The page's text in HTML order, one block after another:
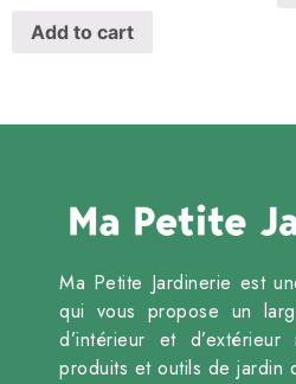
Add to cart
Ma Petite Jardinerie est
qui vous propose un
d’intérieur et
produits et outils de jardin